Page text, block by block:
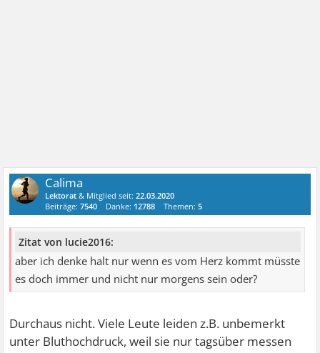
Calima
Lektorat & Mitglied seit:22.03.2020
Beiträge:7540 Danke: 12788 Themen:5
Zitat von lucie2016:
aber ich denke halt nur wenn es vom Herz kommt müsste
es doch immer und nicht nur morgens sein oder?
Durchaus nicht. Viele Leute leiden z.B. unbemerkt
unter Bluthochdruck, weil sie nur tagsüber messen